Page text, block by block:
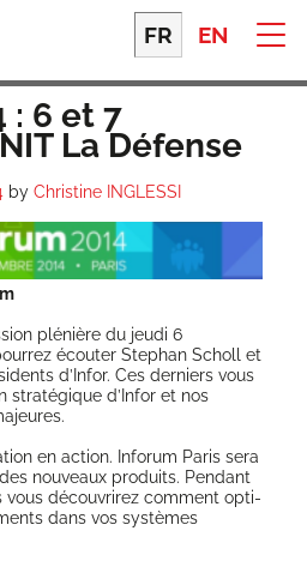
FR EN
: 6 et 7
La Défense
by Christine INGLESSI
plé­nière du jeu­di 6
écou­ter Ste­phan Scholl et
d’Infor. Ces der­niers vous
stra­té­gique d’Infor et nos
en action. Info­rum Paris sera
des nou­veaux pro­duits. Pen­dant
vous décou­vri­rez com­ment opti­
dans vos sys­tèmes